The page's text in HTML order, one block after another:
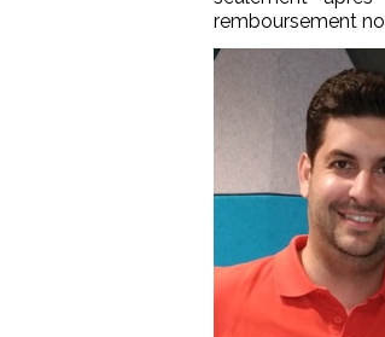
remboursement